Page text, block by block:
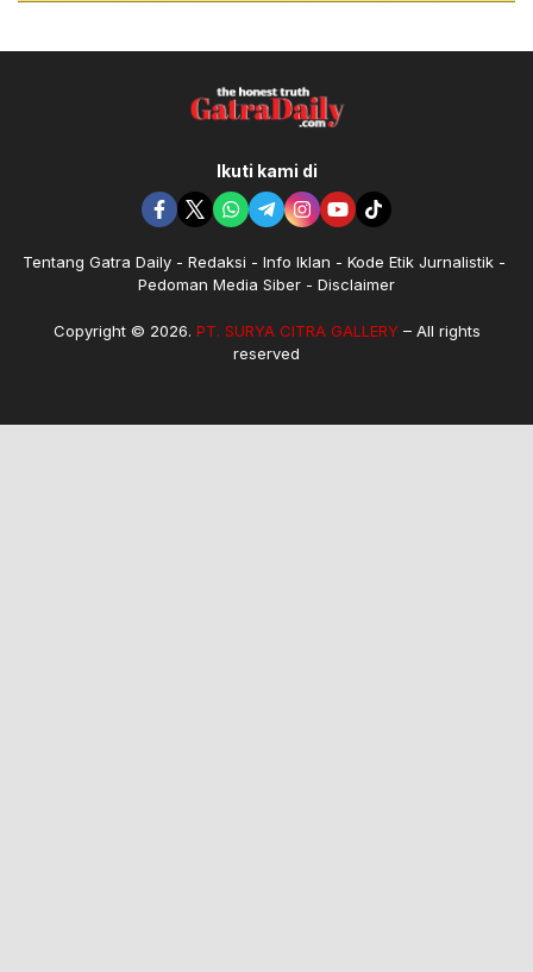
Ikuti kami di
Tentang Gatra Daily Redaksi Info Iklan
Kode Etik Jurnalistik
Pedoman Media Siber
Disclaimer
Copyright © 2026. PT. SURYA CITRA GALLERY– All rights
reserved